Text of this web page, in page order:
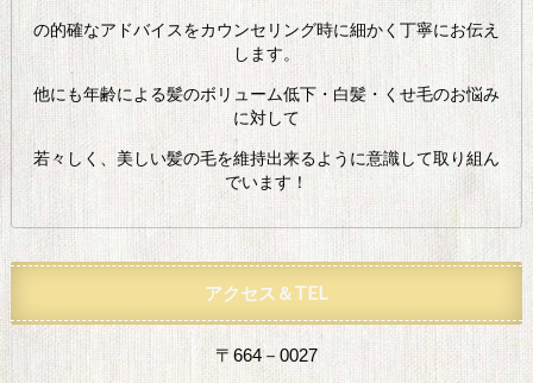
の的確なアドバイスをカウンセリング時に細かく丁寧にお伝え
します。
他にも年齢による髪のボリューム低下・白髪・くせ毛のお悩み
に対して
若々しく、美しい髪の毛を維持出来るように意識して取り組ん
でいます！
アクセス＆TEL
〒664－0027